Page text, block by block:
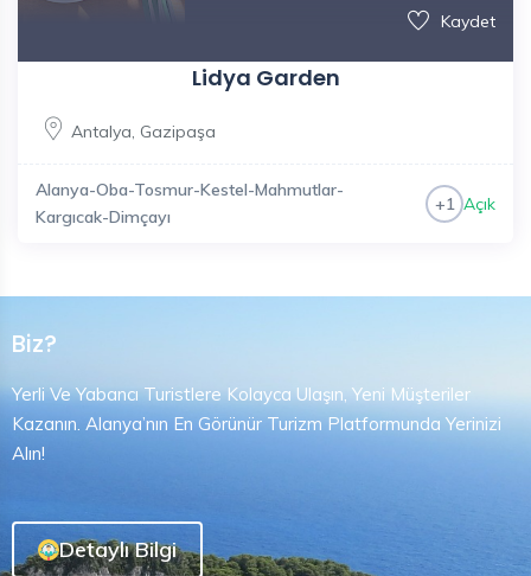
Kaydet
Lidya Garden
Antalya, Gazipaşa
Alanya-Oba-Tosmur-Kestel-Mahmutlar-
Kargıcak-Dimçayı
+1 Açık
Biz?
Yerli Ve Yabancı Turistlere Kolayca Ulaşın, Yeni Müşteriler
Kazanın. Alanya’nın En Görünür Turizm Platformunda Yerinizi
Alın!
Detaylı Bilgi